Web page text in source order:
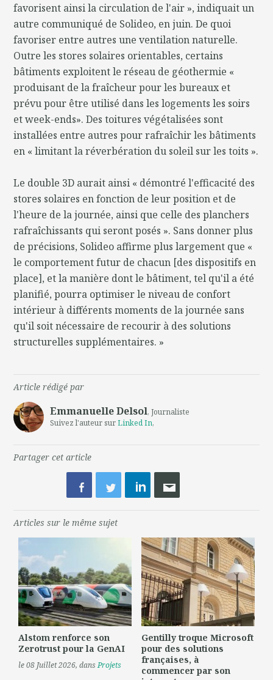
favorisent ainsi la circulation de l'air », indiquait un
autre communiqué de Solideo, en juin. De quoi
favoriser entre autres une ventilation naturelle.
Outre les stores solaires orientables, certains
bâtiments exploitent le réseau de géothermie «
produisant de la fraîcheur pour les bureaux et
prévu pour être utilisé dans les logements les soirs
et week-ends». Des toitures végétalisées sont
installées entre autres pour rafraîchir les bâtiments
en « limitant la réverbération du soleil sur les toits ».
Le double 3D aurait ainsi « démontré l'efficacité des
stores solaires en fonction de leur position et de
l'heure de la journée, ainsi que celle des planchers
rafraîchissants qui seront posés ». Sans donner plus
de précisions, Solideo affirme plus largement que «
le comportement futur de chacun [des dispositifs en
place], et la manière dont le bâtiment, tel qu'il a été
planifié, pourra optimiser le niveau de confort
intérieur à différents moments de la journée sans
qu'il soit nécessaire de recourir à des solutions
structurelles supplémentaires. »
Article rédigé par
Emmanuelle Delsol, Journaliste
Suivez l'auteur surLinked In,
Partager cet article
Articles sur le même sujet
Alstom renforce son
Zerotrust pour la GenAI
le 08 Juillet 2026, dansProjets
Gentilly troque Microsoft
pour des solutions
françaises, à
commencer par son